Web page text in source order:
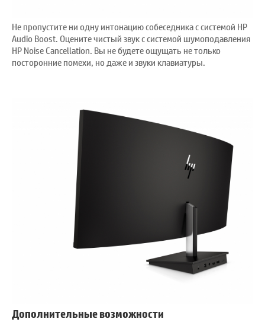
Не пропустите ни одну интонацию собеседника с системой HP
Audio Boost. Оцените чистый звук с системой шумоподавления
HP Noise Cancellation. Вы не будете ощущать не только
посторонние помехи, но даже и звуки клавиатуры.
Дополнительные возможности